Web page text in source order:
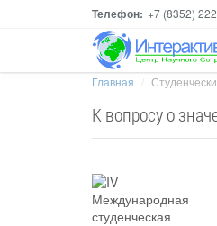
Телефон: +7 (8352)
Главная
К вопросу о